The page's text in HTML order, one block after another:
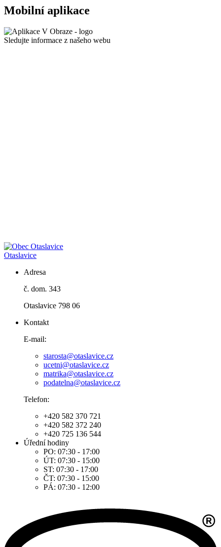
Mobilní aplikace
Sledujte informace z našeho webu
Otaslavice
Adresa
č. dom. 343
Otaslavice 798 06
Kontakt
E-mail:
starosta@otaslavice.cz
ucetni@otaslavice.cz
matrika@otaslavice.cz
podatelna@otaslavice.cz
Telefon:
+420 582 370 721
+420 582 372 240
+420 725 136 544
Úřední hodiny
PO: 07:30 - 17:00
ÚT: 07:30 - 15:00
ST: 07:30 - 17:00
ČT: 07:30 - 15:00
PÁ: 07:30 - 12:00